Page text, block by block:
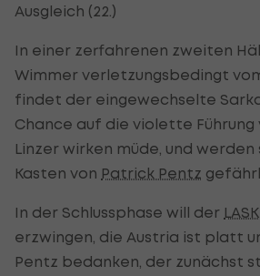
Ausgleich (22.)
In einer zerfahrenen zweiten
Wimmer verletzungsbedingt
findet der eingewechselte
Chance auf die violette Führung
Linzer wirken müde, und
Kasten von Patrick Pentz
In der Schlussphase will der LASK
erzwingen, die Austria ist platt
Pentz bedanken, der zunächst